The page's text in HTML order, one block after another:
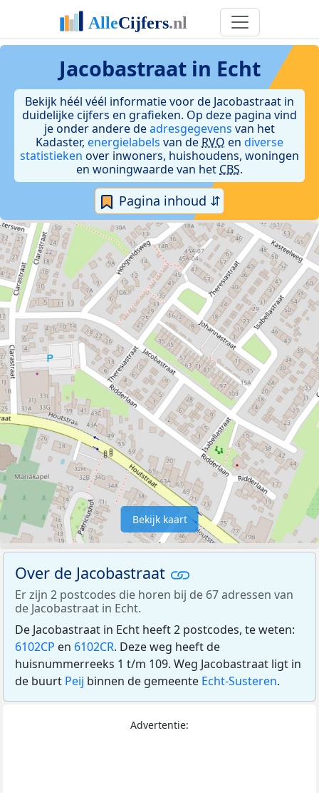
Jacobastraat in Echt
Bekijk héél véél informatie voor de Jacobastraat in
duidelijke cijfers en grafieken. Op deze pagina vind
je onder andere deadresgegevens van het
Kadaster, energielabels van de RVO en diverse
statistieken over inwoners, huishoudens, woningen
en woningwaarde van het CBS.
Pagina inhoud ⇵
Bekijk kaart
Over de Jacobastraat
Er zijn 2 postcodes die horen bij de 67 adressen van
de Jacobastraat in Echt.
De Jacobastraat in Echt heeft 2 postcodes, te weten:
6102CP en 6102CR. Deze weg heeft de
huisnummerreeks 1 t/m 109. Weg Jacobastraat ligt in
de buurt Peij binnen de gemeente Echt-Susteren.
Advertentie: